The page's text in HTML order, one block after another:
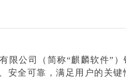
限公司（简称“麒麟软件”
全可靠，满足用户的关键